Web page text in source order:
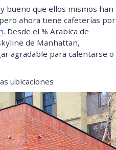
bueno que ellos mismos han
ahora tiene cafeterías por
. Desde el % Arabica de
de Manhattan,
agradable para calentarse o
ubicaciones